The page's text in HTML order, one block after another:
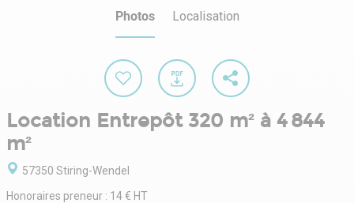
Photos Localisation
Location Entrepôt 320 m² à 4 844
m²
57350 Stiring-Wendel
Honoraires preneur : 14 € HT